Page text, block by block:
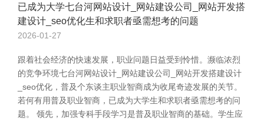
已成为大学七台河网站设计_网站建设公司_网站开发搭
建设计_seo优化生和求职者亟需想考的问题
2026-01-27
跟着社会经济的快速发展，职业问题日益受到怜惜。濒临浓烈
的竞争环境七台河网站设计_网站建设公司_网站开发搭建设计
_seo优化，普及个东谈主职业智商成为收尾奇迹发展的关节。
若何有用普及职业智商，已成为大学生和求职者亟需想考的问
题。 领先，加强专科手段学习是普及职业智商的基础。学生应